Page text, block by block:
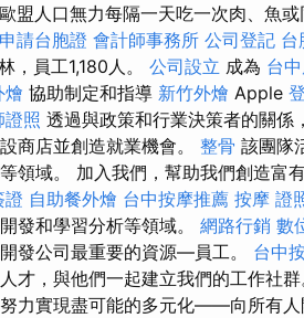
盟人口無力每隔一天吃一次肉、魚
申請台胞證 會計師事務所 公司登記 台
，員工1,180人。 公司設立 成為 台
燴 協助制定和指導 新竹外燴 Apple
證照 透過與政策和行業決策者的關係
商店並創造就業機會。 整骨 該團隊
領域。 加入我們，幫助我們創造富
證 自助餐外燴 台中按摩推薦 按摩 證
發和學習分析等領域。 網路行銷 數
發公司最重要的資源—員工。 台中
才，與他們一起建立我們的工作社
力實現盡可能的多元化——向所有人